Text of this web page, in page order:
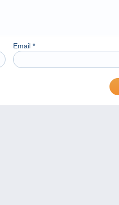
Email *